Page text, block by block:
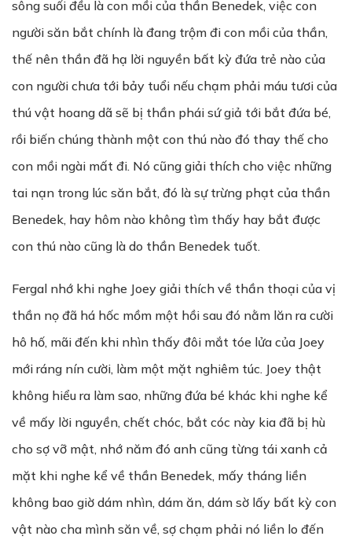
sông suối đều là con mồi của thần Benedek, việc con
người săn bắt chính là đang trộm đi con mồi của thần,
thế nên thần đã hạ lời nguyền bất kỳ đứa trẻ nào của
con người chưa tới bảy tuổi nếu chạm phải máu tươi của
thú vật hoang dã sẽ bị thần phái sứ giả tới bắt đứa bé,
rồi biến chúng thành một con thú nào đó thay thế cho
con mồi ngài mất đi. Nó cũng giải thích cho việc những
tai nạn trong lúc săn bắt, đó là sự trừng phạt của thần
Benedek, hay hôm nào không tìm thấy hay bắt được
con thú nào cũng là do thần Benedek tuốt.
Fergal nhớ khi nghe Joey giải thích về thần thoại của vị
thần nọ đã há hốc mồm một hồi sau đó nằm lăn ra cười
hô hố, mãi đến khi nhìn thấy đôi mắt tóe lửa của Joey
mới ráng nín cười, làm một mặt nghiêm túc. Joey thật
không hiểu ra làm sao, những đứa bé khác khi nghe kể
về mấy lời nguyền, chết chóc, bắt cóc này kia đã bị hù
cho sợ vỡ mật, nhớ năm đó anh cũng từng tái xanh cả
mặt khi nghe kể về thần Benedek, mấy tháng liền
không bao giờ dám nhìn, dám ăn, dám sờ lấy bất kỳ con
vật nào cha mình săn về, sợ chạm phải nó liền lo đến